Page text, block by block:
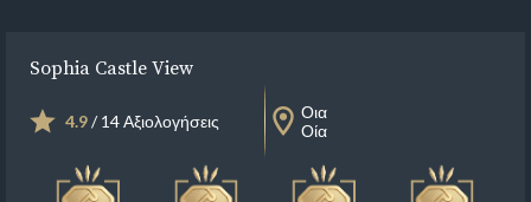
Sophia Castle View
4.9/ 14 Αξιολογήσεις
Οια
Οία